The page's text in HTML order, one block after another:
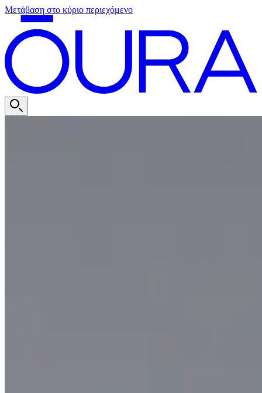
Μετάβαση στο κύριο περιεχόμενο